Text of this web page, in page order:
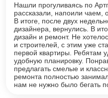
Нашли прогуливаясь по
рассказали, напоили чаем,
В итоге, после двух
дизайнера, вернулись. В
дизайн и ремонт. Не
и строителей, с этим уже
первой квартиры. Ребятам
удобную планировку.
предлагать смелые и
ремонта полностью
нам не нужно было бегать